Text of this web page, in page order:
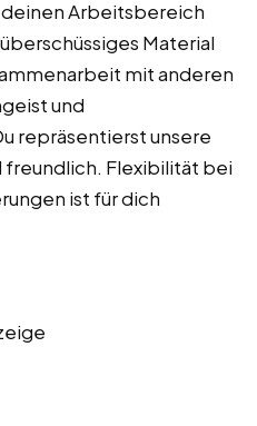
Arbeitsbereich
Material
mit anderen
und
repräsentierst unsere
freundlich. Flexibilität bei
ist für dich